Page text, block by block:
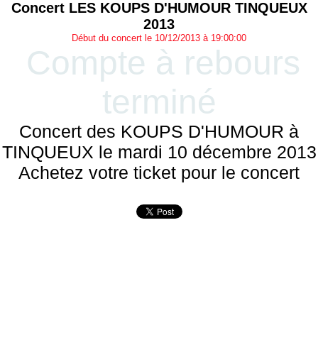
Concert LES KOUPS D'HUMOUR TINQUEUX
2013
Début du concert le 10/12/2013 à 19:00:00
Compte à rebours
terminé
Concert des KOUPS D'HUMOUR à
TINQUEUX le mardi 10 décembre 2013
Achetez votre ticket pour le concert